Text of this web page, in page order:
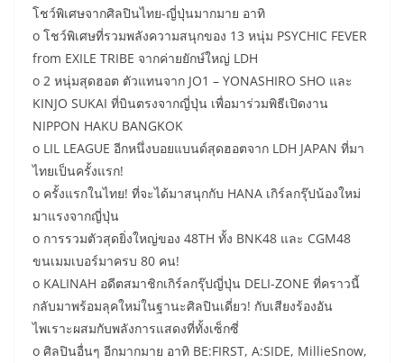
โชว์พิเศษจากศิลปินไทย-ญี่ปุ่นมากมาย อาทิ
o โชว์พิเศษที่รวมพลังความสนุกของ 13 หนุ่ม PSYCHIC FEVER
from EXILE TRIBE จากค่ายยักษ์ใหญ่ LDH
o 2 หนุ่มสุดฮอต ตัวแทนจาก JO1 – YONASHIRO SHO และ
KINJO SUKAI ที่บินตรงจากญี่ปุ่น เพื่อมาร่วมพิธีเปิดงาน
NIPPON HAKU BANGKOK
o LIL LEAGUE อีกหนึ่งบอยแบนด์สุดฮอตจาก LDH JAPAN ที่มา
ไทยเป็นครั้งแรก!
o ครั้งแรกในไทย! ที่จะได้มาสนุกกับ HANA เกิร์ลกรุ๊ปน้องใหม่
มาแรงจากญี่ปุ่น
o การรวมตัวสุดยิ่งใหญ่ของ 48TH ทั้ง BNK48 และ CGM48
ขนเมมเบอร์มาครบ 80 คน!
o KALINAH อดีตสมาชิกเกิร์ลกรุ๊ปญี่ปุ่น DELI-ZONE ที่คราวนี้
กลับมาพร้อมลุคใหม่ในฐานะศิลปินเดี่ยว! กับเสียงร้องอัน
ไพเราะผสมกับพลังการแสดงที่ทั้งเซ็กซี่
o ศิลปินอื่นๆ อีกมากมาย อาทิ BE:FIRST, A:SIDE, MillieSnow,